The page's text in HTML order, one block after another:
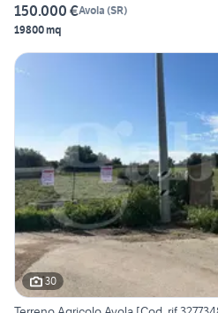
150.000 €Avola (SR)
19800 mq
30